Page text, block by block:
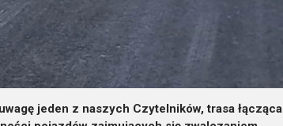
jeden z naszych Czytelników, trasa łącząca